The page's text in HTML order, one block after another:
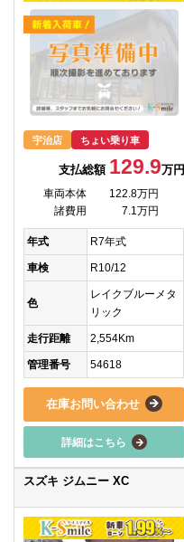
宇治店 ちょい乗り車
支払総額 129.9万円
車両本体
122.8万円
諸費用
7.1万円
年式 R7年式
車検 R10/12
色
レイクブルーメタ
リック
走行距離 2,554Km
管理番号 54618
在庫お問い合わせ
詳細はこちら
スズキ ジムニー XC